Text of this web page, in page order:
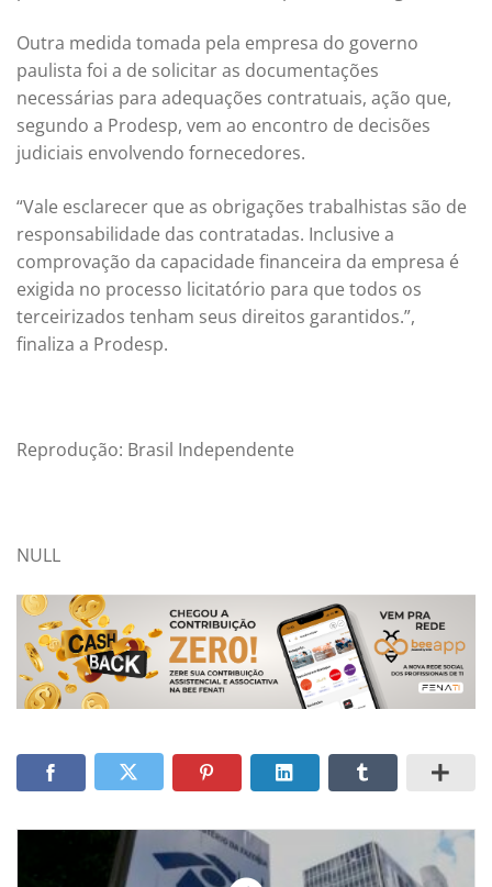
Outra medida tomada pela empresa do governo
paulista foi a de solicitar as documentações
necessárias para adequações contratuais, ação que,
segundo a Prodesp, vem ao encontro de decisões
judiciais envolvendo fornecedores.
“Vale esclarecer que as obrigações trabalhistas são de
responsabilidade das contratadas. Inclusive a
comprovação da capacidade financeira da empresa é
exigida no processo licitatório para que todos os
terceirizados tenham seus direitos garantidos.”,
finaliza a Prodesp.
Reprodução: Brasil Independente
NULL